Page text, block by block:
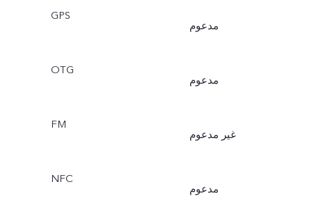
GPS
مدعوم
OTG
مدعوم
FM
غير مدعوم
NFC
مدعوم